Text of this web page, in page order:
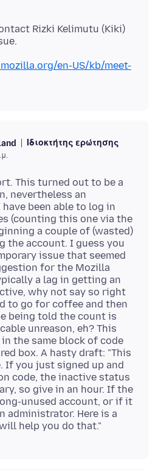
Rizki Kelimutu (Kiki)
en-US/kb/meet-
Ιδιοκτήτης ερώτησης
This turned out to be a
nevertheless an
been able to log in
(counting this one via the
a couple of (wasted)
the account. I guess you
issue that seemed
for the Mozilla
a lag in getting an
why not say so right
to go for coffee and then
being told the count is
unreason, eh? This
the same block of code
box. A hasty draft: "This
If you just signed up and
code, the inactive status
so give in an hour. If the
unused account, or if it
administrator. Here is a